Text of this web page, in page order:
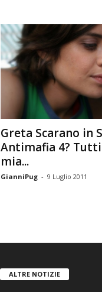
Greta Scarano in
Antimafia 4?
mia...
GianniPug - 9 Luglio 2011
ALTRE NOTIZIE